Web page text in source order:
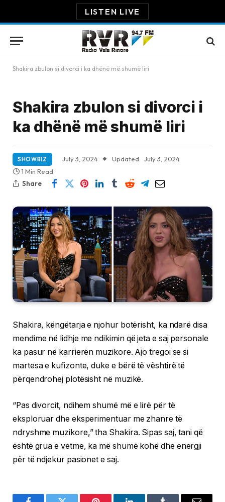
LISTEN LIVE
Shakira zbulon si divorci i ka dhënë më shumë liri
Shakira zbulon si divorci i
ka dhënë më shumë liri
SHOWBIZ July 3, 2024 Updated: July 3, 2024
1 Min Read
Share
Shakira, këngëtarja e njohur botërisht, ka ndarë disa
mendime në lidhje me ndikimin që jeta e saj personale
ka pasur në karrierën muzikore. Ajo tregoi se si
martesa e kufizonte, duke e bërë të vështirë të
përqendrohej plotësisht në muzikë.
“Pas divorcit, ndihem shumë më e lirë për të
eksploruar dhe eksperimentuar me zhanre të
ndryshme muzikore,” tha Shakira. Sipas saj, tani që
është grua e vetme, ka më shumë kohë dhe energji
për të ndjekur pasionet e saj.